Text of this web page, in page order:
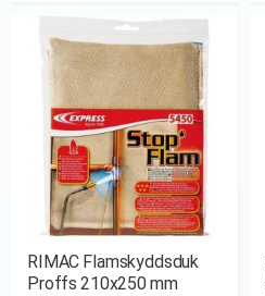
RIMAC Flamskyddsduk
Proffs 210x250 mm